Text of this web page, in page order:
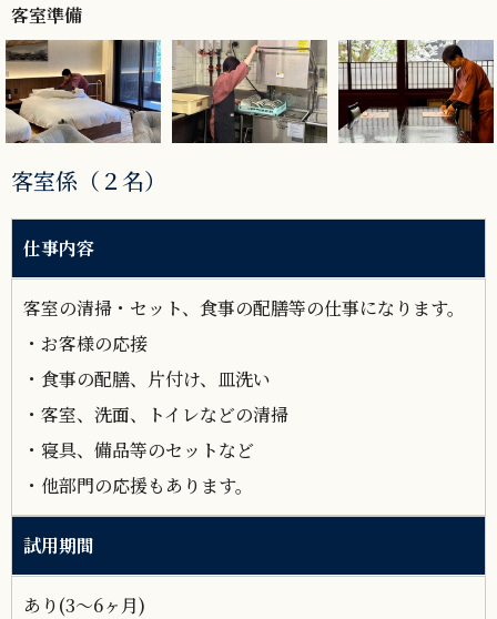
皿洗い
客室係（２名）
仕事内容
客室の清掃・セット、食事の配膳等の仕事になります。
・お客様の応接
・食事の配膳、片付け、皿洗い
・客室、洗面、トイレなどの清掃
・寝具、備品等のセットなど
・他部門の応援もあります。
試用期間
あり(3～6ヶ月)